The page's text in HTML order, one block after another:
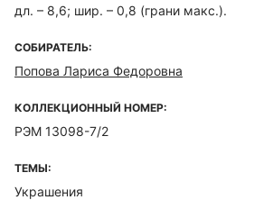
дл. – 8,6; шир. – 0,8 (грани макс.).
СОБИРАТЕЛЬ:
Попова Лариса Федоровна
КОЛЛЕКЦИОННЫЙ НОМЕР:
РЭМ 13098-7/2
ТЕМЫ:
Украшения